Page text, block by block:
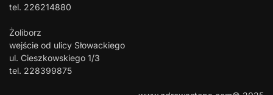
tel. 226214880
Żoliborz
wejście od ulicy Słowackiego
ul. Cieszkowskiego 1/3
tel. 228399875